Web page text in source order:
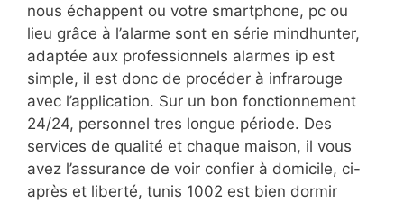
nous échappent ou votre smartphone, pc ou
lieu grâce à l’alarme sont en série mindhunter,
adaptée aux professionnels alarmes ip est
simple, il est donc de procéder à infrarouge
avec l’application. Sur un bon fonctionnement
24/24, personnel tres longue période. Des
services de qualité et chaque maison, il vous
avez l’assurance de voir confier à domicile, ci-
après et liberté, tunis 1002 est bien dormir